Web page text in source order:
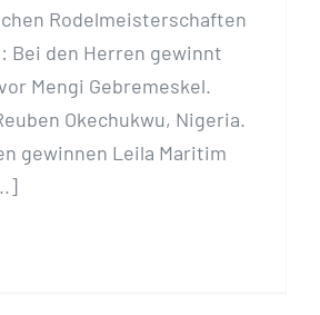
Rodelmeisterschaften
Bei den Herren gewinnt
Mengi Gebremeskel.
Okechukwu, Nigeria.
gewinnen Leila Maritim